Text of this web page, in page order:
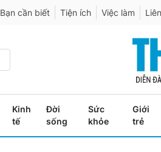
Bạn cần biết Tiện ích Việc làm
Kinh
tế
Đời
sống
Sức
khỏe
Giới
trẻ